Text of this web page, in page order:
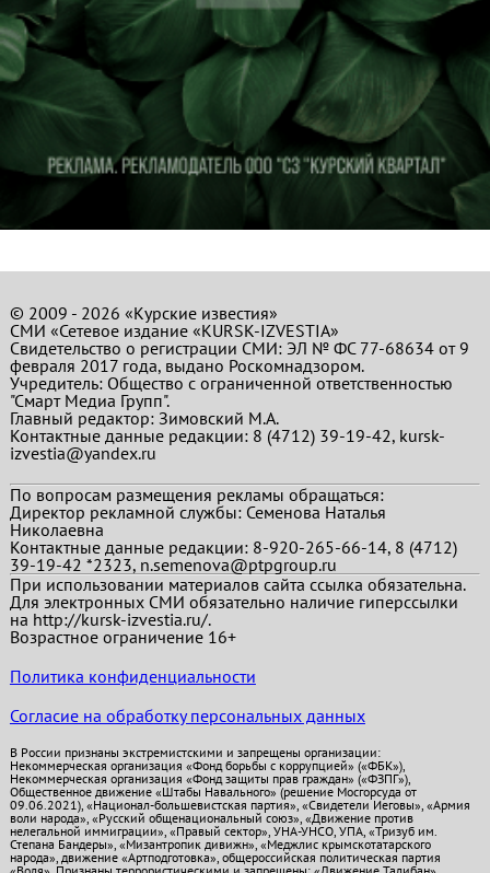
© 2009 - 2026 «Курские известия»
СМИ «Сетевое издание «KURSK-IZVESTIA»
Свидетельство о регистрации СМИ: ЭЛ № ФС 77-68634 от 9
февраля 2017 года, выдано Роскомнадзором.
Учредитель: Общество с ограниченной ответственностью
"Смарт Медиа Групп".
Главный редактор:Зимовский М.А.
Контактные данные редакции: 8 (4712) 39-19-42, kursk-
izvestia@yandex.ru
По вопросам размещения рекламы обращаться:
Директор рекламной службы: Семенова Наталья
Николаевна
Контактные данные редакции: 8-920-265-66-14, 8 (4712)
39-19-42 *2323, n.semenova@ptpgroup.ru
При использовании материалов сайта ссылка обязательна.
Для электронных СМИ обязательно наличие гиперссылки
на http://kursk-izvestia.ru/.
Возрастное ограничение 16+
Политика конфиденциальности
Согласие на обработку персональных данных
В России признаны экстремистскими и запрещены организации:
Некоммерческая организация «Фонд борьбы с коррупцией» («ФБК»),
Некоммерческая организация «Фонд защиты прав граждан» («ФЗПГ»),
Общественное движение «Штабы Навального» (решение Мосгорсуда от
09.06.2021), «Национал-большевистская партия», «Свидетели Иеговы», «Армия
воли народа», «Русский общенациональный союз», «Движение против
нелегальной иммиграции», «Правый сектор», УНА-УНСО, УПА, «Тризуб им.
Степана Бандеры», «Мизантропик дивижн», «Меджлис крымскотатарского
народа», движение «Артподготовка», общероссийская политическая партия